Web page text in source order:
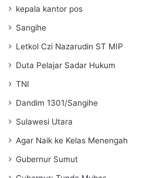
kepala kantor pos
Sangihe
Letkol Czi Nazarudin ST MIP
Duta Pelajar Sadar Hukum
TNI
Dandim 1301/Sangihe
Sulawesi Utara
Agar Naik ke Kelas Menengah
Gubernur Sumut